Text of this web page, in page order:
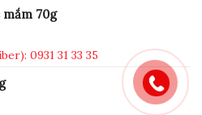
70g
0931 31 33 35